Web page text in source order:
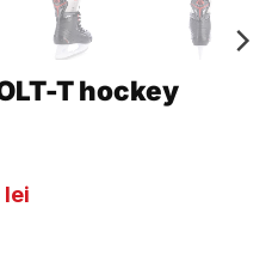
T hockey
lei